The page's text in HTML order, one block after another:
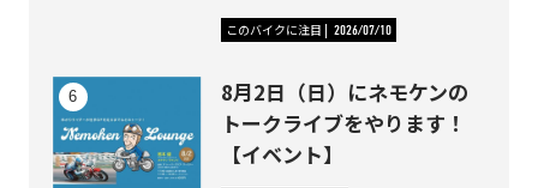
このバイクに注目 2026/07/10
8月2日（日）にネモケンの
トークライブをやります！
【イベント】